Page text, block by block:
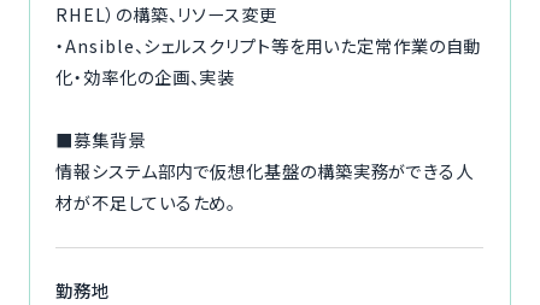
RHEL）の構築、リソース変更
・Ansible、シェルスクリプト等を用いた定常作業の自動
化・効率化の企画、実装
■募集背景
情報システム部内で仮想化基盤の構築実務ができる人
材が不足しているため。
勤務地